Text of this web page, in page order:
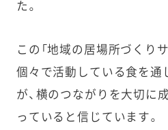
た。
この「地域の居場所づくり
個々で活動している食を通
が、横のつながりを大切に
っていると信じています。